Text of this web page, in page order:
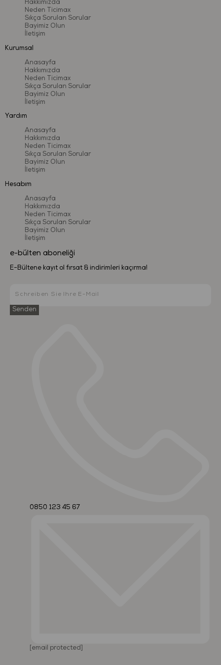
Yaş Grubu:12 ay+
Kullanım Alanı:
Güvenlik & Kalite
Bu ürün,
Avrupa Birliği EN71 oyuncak güvenliği standartlarına
uygun olarak üretilmiştir. Uluslararası test kuruluşları tarafından test
edilmiş olup BPA, PVC ve ftalat içermez
malzemelerle üretilmiş, güvenli ve uzun ömürlü bir oyun deneyimi
Hakkımızda
Neden Ticimax
Sıkça Sorulan Sorular
Bayimiz Olun
İletişim
Kurumsal
Anasayfa
Hakkımızda
Neden Ticimax
Sıkça Sorulan Sorular
Bayimiz Olun
İletişim
Yardım
Anasayfa
Hakkımızda
Neden Ticimax
Sıkça Sorulan Sorular
Bayimiz Olun
İletişim
Hesabım
Anasayfa
Hakkımızda
Neden Ticimax
Sıkça Sorulan Sorular
Bayimiz Olun
İletişim
e-bülten aboneliği
E-Bültene kayıt ol fırsat & indirimleri kaçırma!
Senden
0850 123 45 67
[email protected]